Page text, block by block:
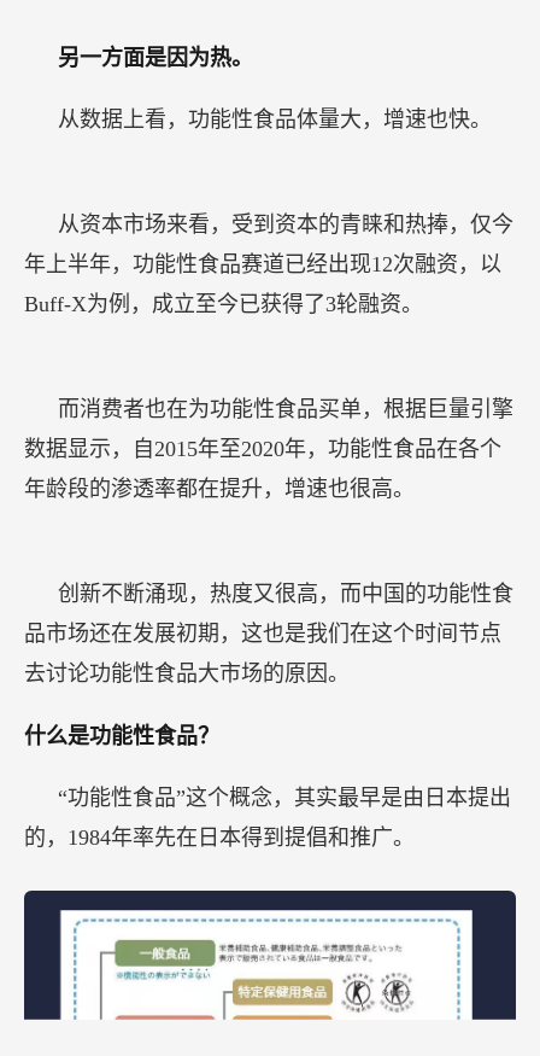
另一方面是因为热。
从数据上看，功能性食品体量大，增速也快。
从资本市场来看，受到资本的青睐和热捧，仅今
年上半年，功能性食品赛道已经出现12次融资，以
Buff-X为例，成立至今已获得了3轮融资。
而消费者也在为功能性食品买单，根据巨量引擎
数据显示，自2015年至2020年，功能性食品在各个
年龄段的渗透率都在提升，增速也很高。
创新不断涌现，热度又很高，而中国的功能性食
品市场还在发展初期，这也是我们在这个时间节点
去讨论功能性食品大市场的原因。
什么是功能性食品？
“功能性食品”这个概念，其实最早是由日本提出
的，1984年率先在日本得到提倡和推广。